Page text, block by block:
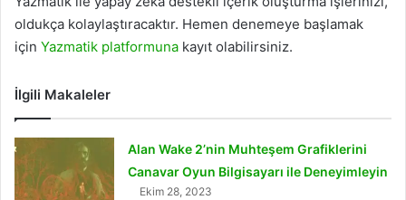
oldukça kolaylaştıracaktır. Hemen denemeye başlamak
için Yazmatik platformuna kayıt olabilirsiniz.
İlgili Makaleler
Alan Wake 2’nin Muhteşem Grafiklerini
Canavar Oyun Bilgisayarı ile Deneyimleyin
Ekim 28, 2023